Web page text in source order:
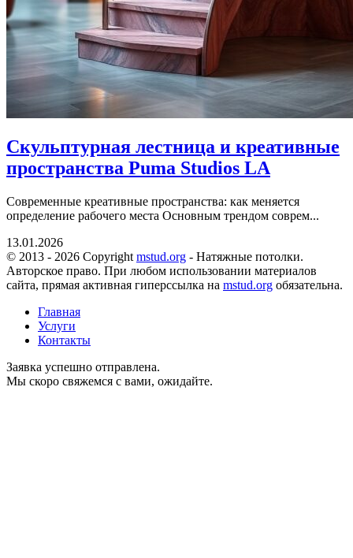
Скульптурная лестница и креативные
пространства Puma Studios LA
Современные креативные пространства: как меняется
определение рабочего места Основным трендом соврем...
13.01.2026
© 2013 - 2026 Copyright mstud.org - Натяжные потолки.
Авторское право. При любом использовании материалов
сайта, прямая активная гиперссылка на mstud.org обязательна.
Главная
Услуги
Контакты
Заявка успешно отправлена.
Мы скоро свяжемся с вами, ожидайте.